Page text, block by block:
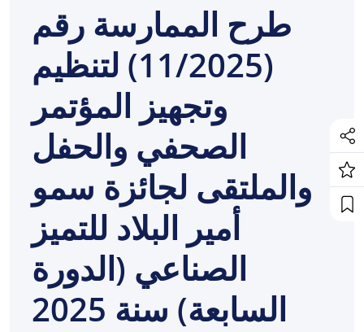
طرح الممارسة رقم
(11/2025) لتنظيم
وتجهيز المؤتمر
الصحفي والحفل
والملتقى لجائزة سمو
أمير البلاد للتميز
الصناعي (الدورة
السابعة) سنة 2025